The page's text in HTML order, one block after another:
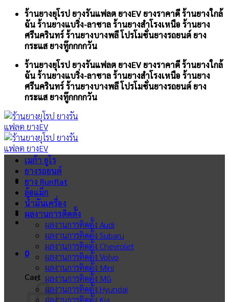
Skip
content
ร้านยางยุโรป ยางรันแฟลต ยางEV ยางราคาดี ร้านยางใกล้
ฉัน ร้านยางแบริ่ง-ลาซาล ร้านยางสำโรงเหนือ ร้านยาง
ศรีนครินทร์ ร้านยางบางพลี โปรโมชั่นยางรถยนต์ ยาง
กระแส ยางทู๊กกกกวัน
ร้านยางยุโรป ยางรันแฟลต ยางEV ยางราคาดี ร้านยางใกล้
ฉัน ร้านยางแบริ่ง-ลาซาล ร้านยางสำโรงเหนือ ร้านยาง
ศรีนครินทร์ ร้านยางบางพลี โปรโมชั่นยางรถยนต์ ยาง
กระแส ยางทู๊กกกกวัน
0
Cart
เมก้า ยูโร
ยางรถยนต์
ยาง Runflat
ล้อแม็ก
น้ำมันเครื่อง
ผลงานการติดตั้ง
ผลงานการติดตั้ง Audi
ผลงานการติดตั้ง Subaru
ผลงานการติดตั้ง Chevrolet
ผลงานการติดตั้ง Volvo
ผลงานการติดตั้ง Mini
ผลงานการติดตั้ง MG
ผลงานการติดตั้ง Hyundai
ผลงานการติดตั้ง Kia